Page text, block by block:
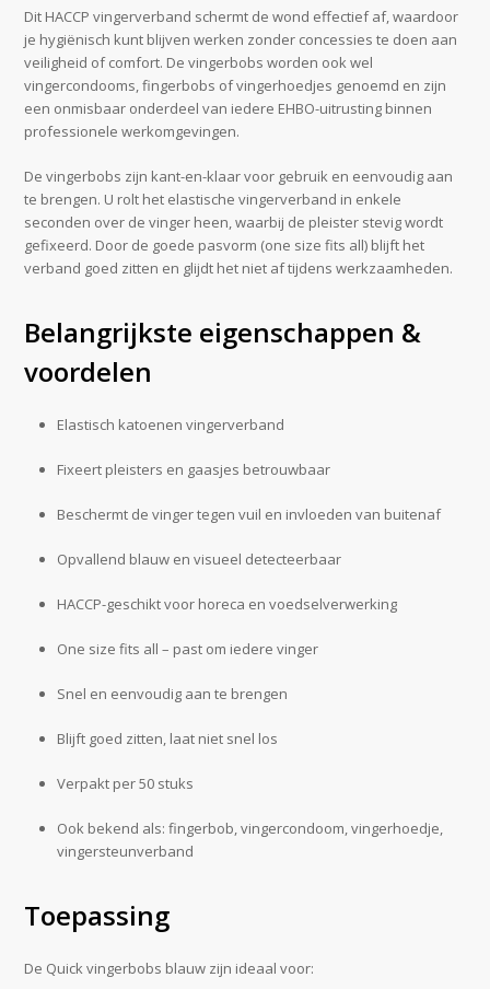
Dit HACCP vingerverband schermt de wond effectief af, waardoor
je hygiënisch kunt blijven werken zonder concessies te doen aan
veiligheid of comfort. De vingerbobs worden ook wel
vingercondooms, fingerbobs of vingerhoedjes genoemd en zijn
een onmisbaar onderdeel van iedere EHBO-uitrusting binnen
professionele werkomgevingen.
De vingerbobs zijn kant-en-klaar voor gebruik en eenvoudig aan
te brengen. U rolt het elastische vingerverband in enkele
seconden over de vinger heen, waarbij de pleister stevig wordt
gefixeerd. Door de goede pasvorm (one size fits all) blijft het
verband goed zitten en glijdt het niet af tijdens werkzaamheden.
Belangrijkste eigenschappen &
voordelen
Elastisch katoenen vingerverband
Fixeert pleisters en gaasjes betrouwbaar
Beschermt de vinger tegen vuil en invloeden van buitenaf
Opvallend blauw en visueel detecteerbaar
HACCP-geschikt voor horeca en voedselverwerking
One size fits all – past om iedere vinger
Snel en eenvoudig aan te brengen
Blijft goed zitten, laat niet snel los
Verpakt per 50 stuks
Ook bekend als: fingerbob, vingercondoom, vingerhoedje,
vingersteunverband
Toepassing
De Quick vingerbobs blauw zijn ideaal voor: